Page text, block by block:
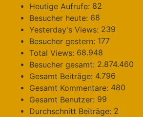
Heutige Aufrufe: 82
Besucher heute: 68
Yesterday's Views: 239
Besucher gestern: 177
Total Views: 68.948
Besucher gesamt: 2.874.460
Gesamt Beiträge: 4.796
Gesamt Kommentare: 480
Gesamt Benutzer: 99
Durchschnitt Beiträge: 2